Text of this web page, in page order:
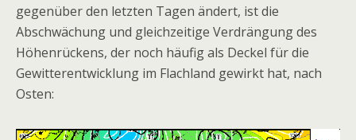
gegenüber den letzten Tagen ändert, ist die
Abschwächung und gleichzeitige Verdrängung des
Höhenrückens, der noch häufig als Deckel für die
Gewitterentwicklung im Flachland gewirkt hat, nach
Osten: